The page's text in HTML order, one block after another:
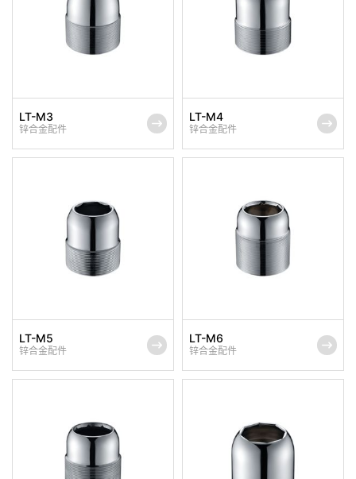
LT-M3
锌合金配件
LT-M4
锌合金配件
LT-M5
锌合金配件
LT-M6
锌合金配件